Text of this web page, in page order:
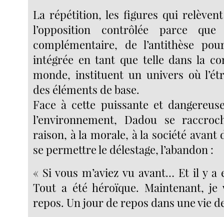
La répétition, les figures qui
l’opposition contrôlée parce que
complémentaire, de l’antithèse
intégrée en tant que telle dans la
monde, instituent un univers où
des éléments de base.
Face à cette puissante et
l’environnement, Dadou se
raison, à la morale, à la société avant
se permettre le délestage, l’abandon :
« Si vous m’aviez vu avant… Et il y a
Tout a été héroïque. Maintenant,
repos. Un jour de repos dans une vie